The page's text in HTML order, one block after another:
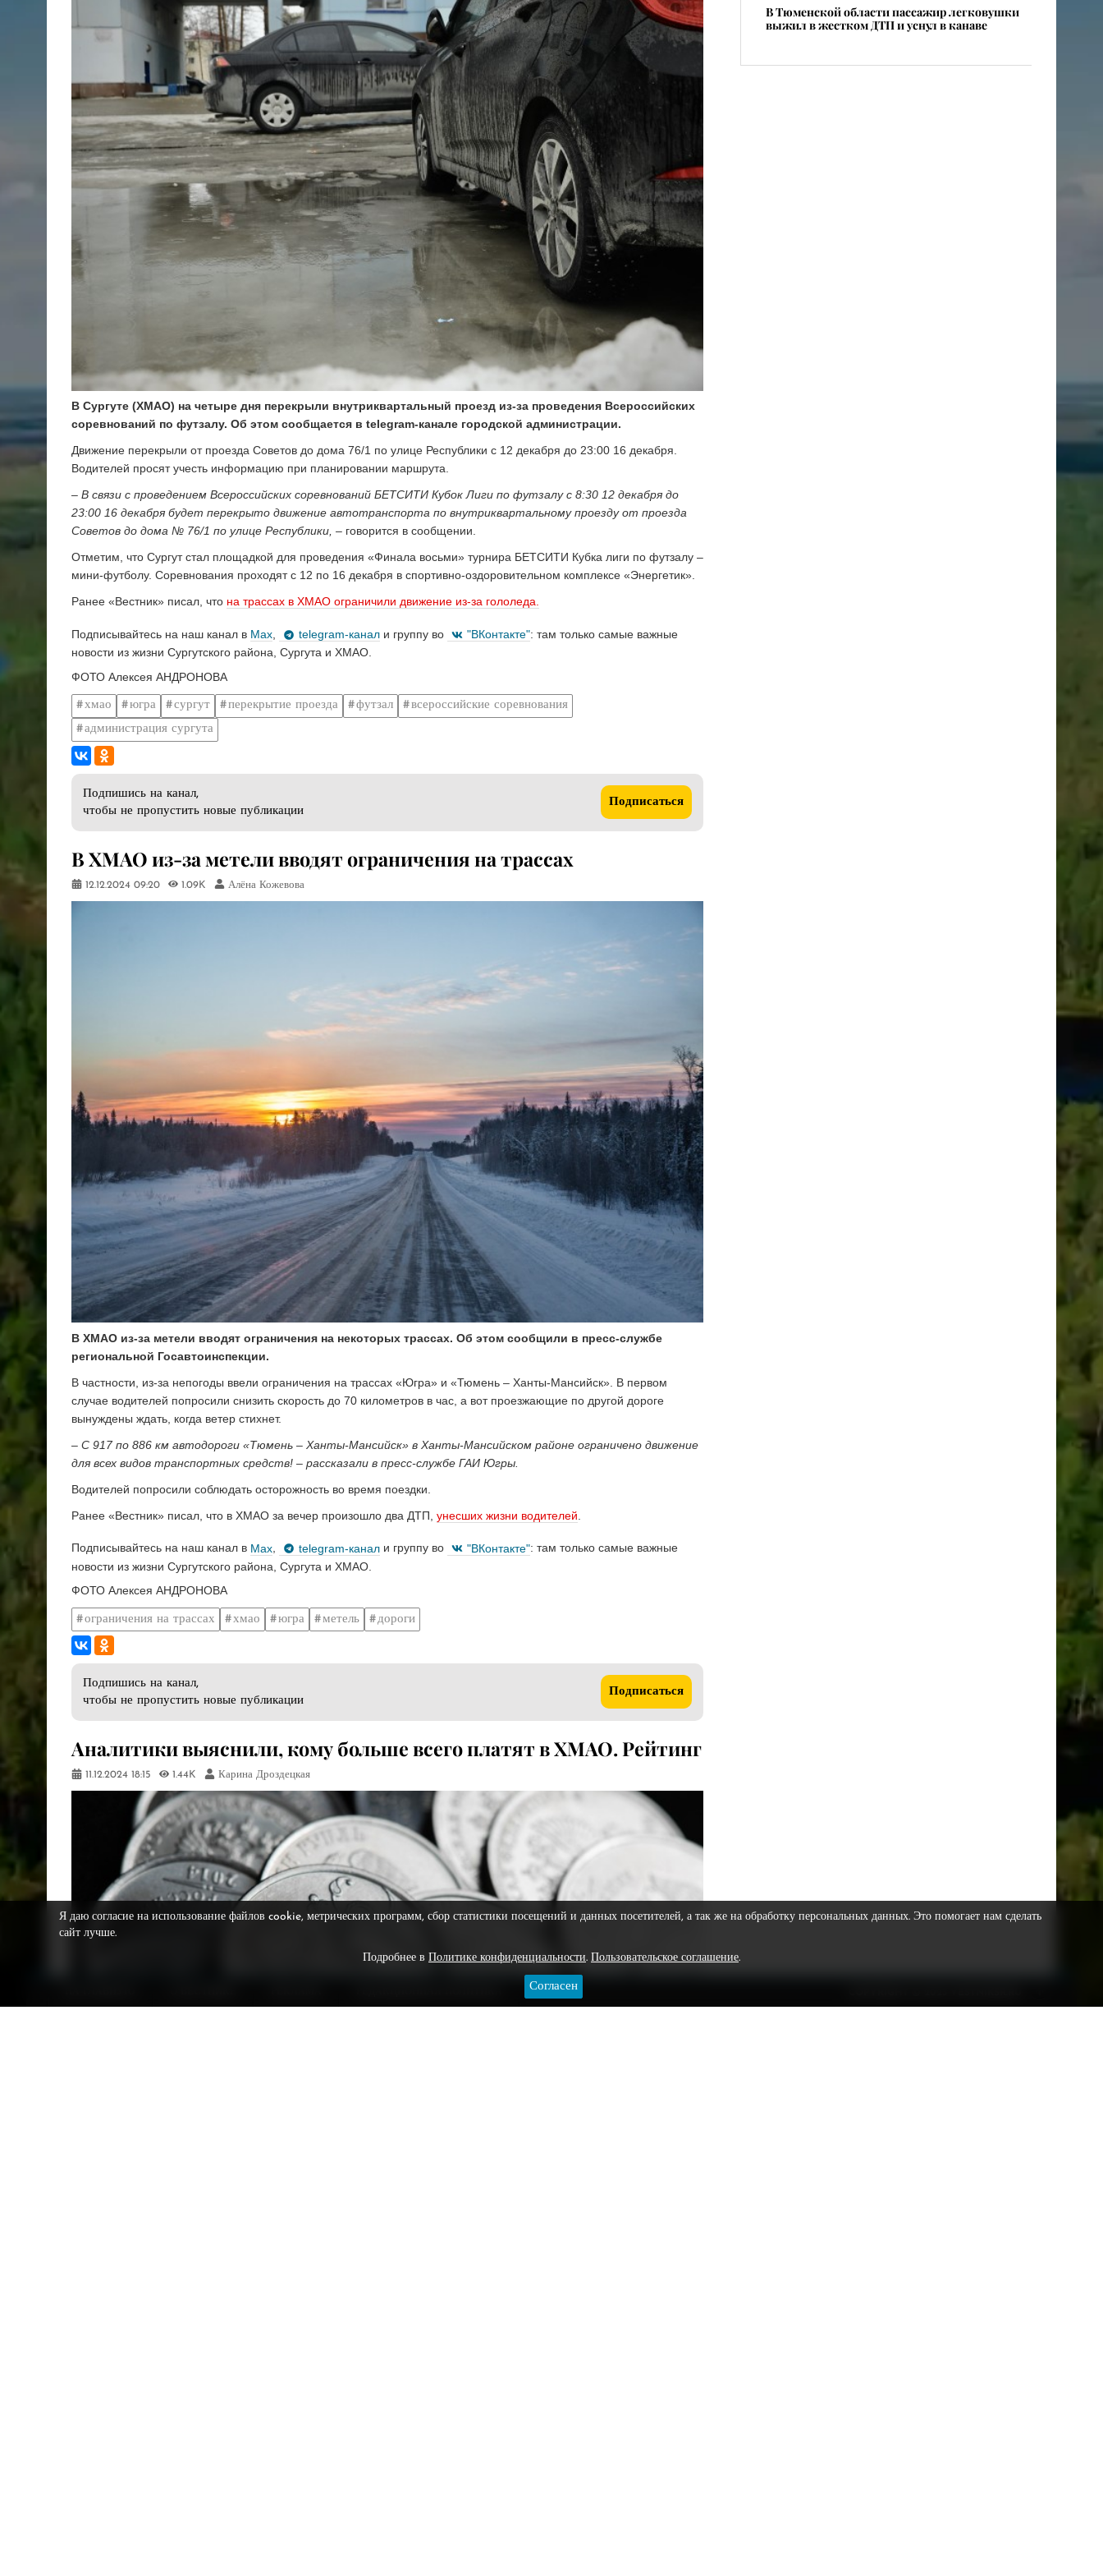
В Сургуте (ХМАО) на четыре дня перекрыли внутриквартальный проезд из-за проведения Всероссийских
соревнований по футзалу. Об этом сообщается в telegram-канале городской администрации.
Движение перекрыли от проезда Советов до дома 76/1 по улице Республики с 12 декабря до 23:00 16 декабря.
Водителей просят учесть информацию при планировании маршрута.
– В связи с проведением Всероссийских соревнований БЕТСИТИ Кубок Лиги по футзалу с 8:30 12 декабря до
23:00 16 декабря будет перекрыто движение автотранспорта по внутриквартальному проезду от проезда
Советов до дома № 76/1 по улице Республики, – говорится в сообщении.
Отметим, что Сургут стал площадкой для проведения «Финала восьми» турнира БЕТСИТИ Кубка лиги по футзалу –
мини-футболу. Соревнования проходят с 12 по 16 декабря в спортивно-оздоровительном комплексе «Энергетик».
Ранее «Вестник» писал, что на трассах в ХМАО ограничили движение из-за гололеда.
Подписывайтесь на наш канал в Max telegram-канал и группу во "ВКонтакте": там только самые важные
новости из жизни Сургутского района, Сургута и ХМАО.
ФОТО Алексея АНДРОНОВА
хмао югра сургут перекрытие проезда футзал
всероссийские соревнования
администрация сургута
Подпишись на канал,
чтобы не пропустить новые публикации
Подписаться
В ХМАО из-за метели вводят ограничения на трассах
12.12.2024 09:20 1.09K Алёна Кожевова
В ХМАО из-за метели вводят ограничения на некоторых трассах. Об этом сообщили в пресс-службе
региональной Госавтоинспекции.
В частности, из-за непогоды ввели ограничения на трассах «Югра» и «Тюмень – Ханты-Мансийск». В первом
случае водителей попросили снизить скорость до 70 километров в час, а вот проезжающие по другой дороге
вынуждены ждать, когда ветер стихнет.
– С 917 по 886 км автодороги «Тюмень – Ханты-Мансийск» в Ханты-Мансийском районе ограничено движение
для всех видов транспортных средств! – рассказали в пресс-службе ГАИ Югры.
Водителей попросили соблюдать осторожность во время поездки.
Ранее «Вестник» писал, что в ХМАО за вечер произошло два ДТП, унесших жизни водителей
Подписывайтесь на наш канал в Max, telegram-канал и группу во "ВКонтакте": там только самые важные
новости из жизни Сургутского района, Сургута и ХМАО.
ФОТО Алексея АНДРОНОВА
ограничения на трассах хмао югра метель дороги
Подпишись на канал,
чтобы не пропустить новые публикации
Подписаться
Аналитики выяснили, кому больше всего платят в ХМАО. Рейтинг
11.12.2024 18:15 1.44K Карина Дроздецкая
В Тюменской области пассажир легковушки
выжил в жестком ДТП и уснул в канаве
Я даю согласие на использование файлов cookie, метрических программ, сбор статистики посещений и данных посетителей, а так же на обработку персональных данных. Это помогает нам сделать
сайт лучше.
Подробнее в Политике конфиденциальности. Пользовательское соглашение.
Согласен